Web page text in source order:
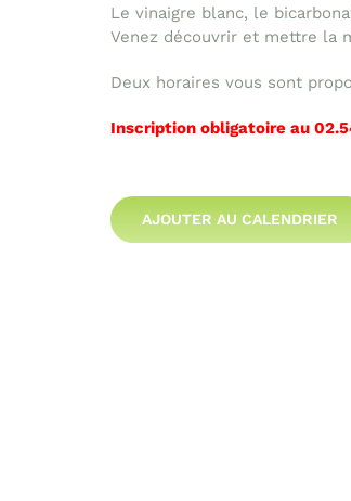
Le vinaigre blanc, le
Venez découvrir et mettre la
Deux horaires vous sont
Inscription obligatoire au
AJOUTER AU CALENDRIER